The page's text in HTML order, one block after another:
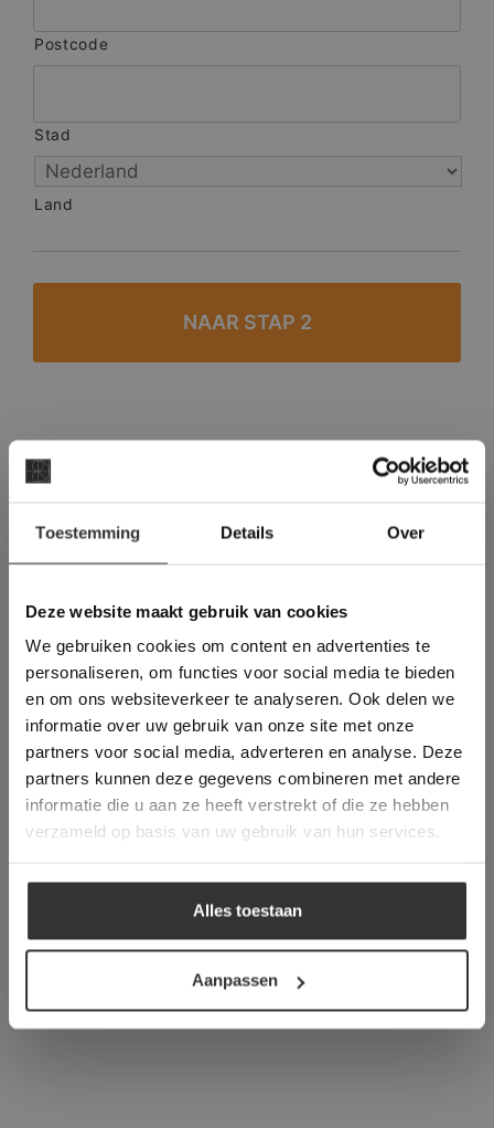
Toestemming Details Over
Deze website maakt gebruik van cookies
We gebruiken cookies om content en advertenties te
personaliseren, om functies voor social media te bieden
en om ons websiteverkeer te analyseren. Ook delen we
informatie over uw gebruik van onze site met onze
partners voor social media, adverteren en analyse. Deze
partners kunnen deze gegevens combineren met andere
informatie die u aan ze heeft verstrekt of die ze hebben
verzameld op basis van uw gebruik van hun services.
Alles toestaan
Aanpassen
Postcode
Stad
Land
#1 in de categorie vloeren op Trustpilot
Binnen 24 uur een passende offerte
Meer dan 500 m2 showroom
Deze website maakt
gebruik van cookies.
This Cookie Banner was deleted and is no
longer working. Please contact the website
administrator.
Deze website gebruikt cookies om de
gebruikerservaring te verbeteren. Door
gebruik te maken van onze website geeft u
toestemming voor alle cookies in
overeenstemming met ons cookiebeleid.Lees
verder
ALLES ACCEPTEREN
ALLES AFWIJZEN
DETAILS WEERGEVEN